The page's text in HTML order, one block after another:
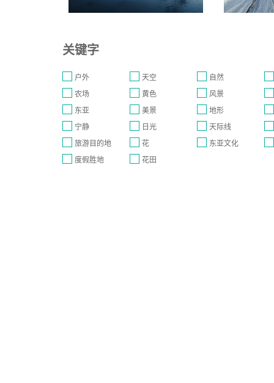
关键字
户外 天空
自然
农场
黄色
风景
东亚
美景
地形
宁静
日光
天际线
旅游目的地
花
东亚文化
度假胜地
花田